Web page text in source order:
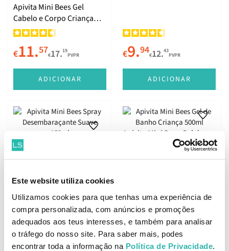
Este website utiliza cookies
Utilizamos cookies para que tenhas uma experiência de
compra personalizada, com anúncios e promoções
adequados aos teus interesses, e também para analisar
o tráfego do nosso site. Para saber mais, podes
encontrar toda a informação na Política de Privacidade.
Apivita Mini Bees Gel
Cabelo e Corpo Criança
500ml
€11.57€17.19
PVPR
ADICIONAR
€9.94€12.43
PVPR
ADICIONAR
Melhor Preço
Apivita Mini Bees Spray
150ml
€8. €13. PVPR
ADICIONAR
Apivita Mini Bees Gel de
Banho Criança 500ml
€13. 16. PVPR
ADICIONAR